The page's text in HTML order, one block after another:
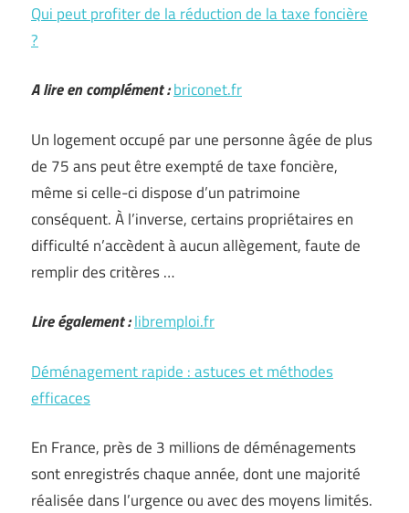
Qui peut profiter de la réduction de la taxe foncière
?
A lire en complément :briconet.fr
Un logement occupé par une personne âgée de plus
de 75 ans peut être exempté de taxe foncière,
même si celle-ci dispose d’un patrimoine
conséquent. À l’inverse, certains propriétaires en
difficulté n’accèdent à aucun allègement, faute de
remplir des critères …
Lire également :libremploi.fr
Déménagement rapide : astuces et méthodes
efficaces
En France, près de 3 millions de déménagements
sont enregistrés chaque année, dont une majorité
réalisée dans l’urgence ou avec des moyens limités.